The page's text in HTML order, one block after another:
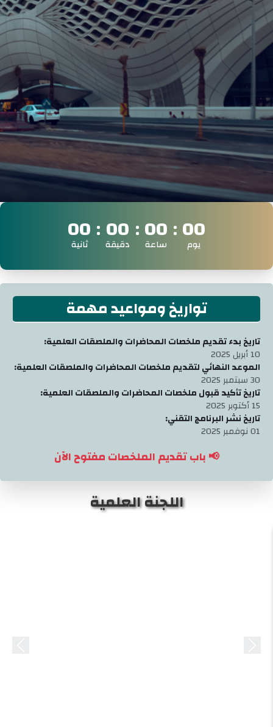
دليل المؤتمر
ساعات تعليم طبي مستمر
00
يوم 00
ساعة 00
دقيقة 00
ثانية
تواريخ ومواعيد مهمة
تاريخ بدء تقديم ملخصات المحاضرات والملصقات العلمية:
10 أبريل 2025
الموعد النهائي لتقديم ملخصات المحاضرات والملصقات العلمية:
30 سبتمبر 2025
تاريخ تأكيد قبول ملخصات المحاضرات والملصقات العلمية:
15 أكتوبر 2025
تاريخ نشر البرنامج التقني:
01 نوفمبر 2025
📢 باب تقديم الملخصات مفتوح الآن
اللجنة العلمية